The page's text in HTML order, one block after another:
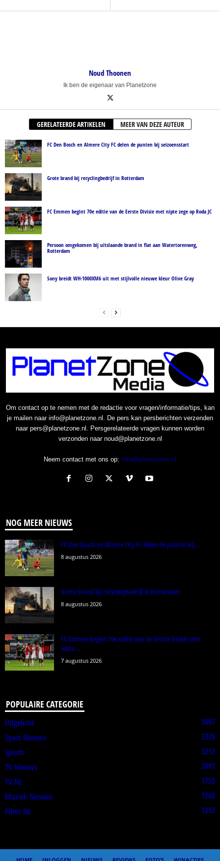
Noud Thoonen
Ik ben de eigenaar van Planetzone
GERELATEERDE ARTIKELEN MEER VAN DEZE AUTEUR
FC Den Bosch en Almere City FC delen de punten bij seizoensstart
Grote brand bij recyclingbedrijf in Rotterdam
FC Emmen begint 70e editie van de Eerste Divisie met nipte zege op Roda JC
Persoon omgekomen bij uitslaande brand in flat aan Watertorenweg,
Rotterdam
Sony breidt WH-1000XM6 uit met stijlvolle nieuwe kleur Olive Gray
Om contact op te nemen met de redactie voor vragen/informatie/tips, kan
je mailen naar info@planetzone.nl. De pers kan persberichten verzenden
naar pers@planetzone.nl. Persgerelateerde vragen kunnen worden
verzonden naar noud@planetzone.nl
Neem contact met ons op: Info@planetzone.nl
NOG MEER NIEUWS
FC Den Bosch en Almere City FC delen de punten bij...
8 augustus 2026
Grote brand bij recyclingbedrijf in Rotterdam
8 augustus 2026
FC Emmen begint 70e editie van de Eerste Divisie met
nipte...
7 augustus 2026
POPULAIRE CATEGORIE
Uitgelicht
5007
Sport Nieuws
2328
Sports
2212
TV Nieuws
2097
TV NL
1755
Muziek Nieuws
1268
Films NL
1253
HOME INLOGGEN NIEUWS REVIEWS FOTO’S WINACTIES